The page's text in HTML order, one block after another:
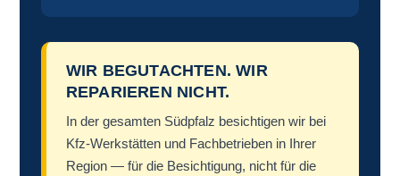
WIR BEGUTACHTEN. WIR
REPARIEREN NICHT.
In der gesamten Südpfalz besichtigen wir bei
Kfz-Werkstätten und Fachbetrieben in Ihrer
Region — für die Besichtigung, nicht für die